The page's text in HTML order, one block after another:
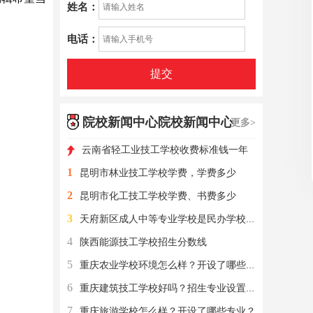
姓名：
电话：
提交
院校新闻中心院校新闻中心更多>
云南省轻工业技工学校收费标准钱一年
1 昆明市林业技工学校学费，学费多少
2 昆明市化工技工学校学费、书费多少
3 天府新区成人中等专业学校是民办学校还是公办学校？
4 陕西能源技工学校招生分数线
5 重庆农业学校环境怎么样？开设了哪些专业？
6 重庆建筑技工学校好吗？招生专业设置有？
7